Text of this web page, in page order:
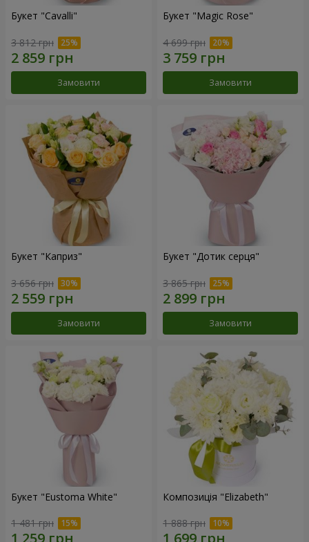
Букет "Cаvalli"
3 812 грн
Замовити
Букет "Magic Rose"
4 699 грн
Замовити
Букет "Каприз"
3 656 грн
Замовити
Букет "Дотик серця"
3 865 грн
Замовити
Букет "Eustoma White"
1 481 грн
Композиція "Elizabeth"
1 888 грн